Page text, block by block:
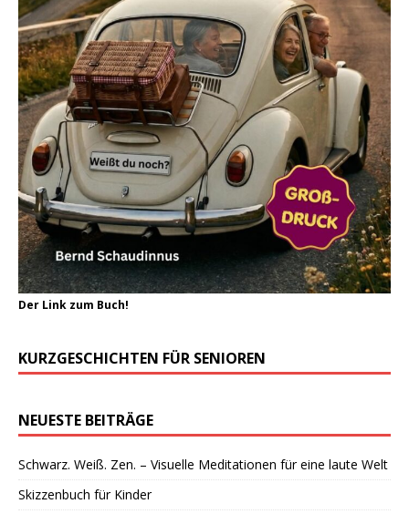
Der Link zum Buch!
KURZGESCHICHTEN FÜR SENIOREN
NEUESTE BEITRÄGE
Schwarz. Weiß. Zen. – Visuelle Meditationen für eine laute Welt
Skizzenbuch für Kinder